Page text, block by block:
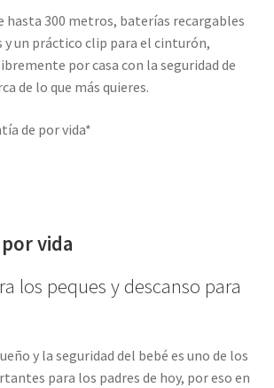
hasta 300 metros, baterías recargables
y un práctico clip para el cinturón,
por casa con la seguridad de
de lo que más quieres.
de por vida*
vida
los peques y descanso para
y la seguridad del bebé es uno de los
para los padres de hoy, por eso en